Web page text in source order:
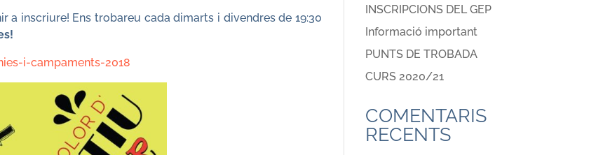
a inscriure! Ens trobareu cada dimarts i divendres de 19:30
i-campaments-2018
INSCRIPCIONS DEL GEP
Informació important
PUNTS DE TROBADA
CURS 2020/21
COMENTARIS
RECENTS